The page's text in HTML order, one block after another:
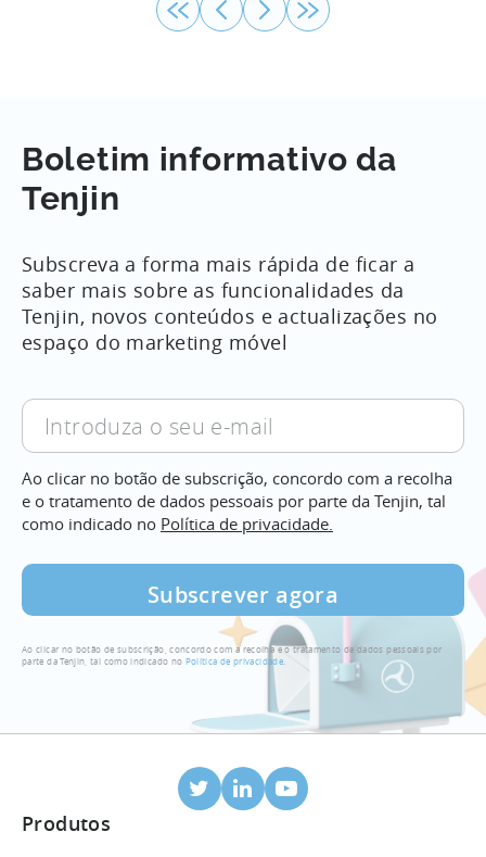
vez mais acelerado. Num episódio
recente do podcast Tenjin 101, nós...
Boletim informativo da
Tenjin
Subscreva a forma mais rápida de ficar a
saber mais sobre as funcionalidades da
Tenjin, novos conteúdos e actualizações no
espaço do marketing móvel
Introduza
seu
e-
mail
Ao clicar no botão de subscrição, concordo com a recolha
e o tratamento de dados pessoais por parte da Tenjin, tal
como indicado no Política de privacidade.
Ao clicar no botão de subscrição, concordo com a recolha e o tratamento de dados pessoais por
parte da Tenjin, tal como indicado no Política de privacidade.
Produtos